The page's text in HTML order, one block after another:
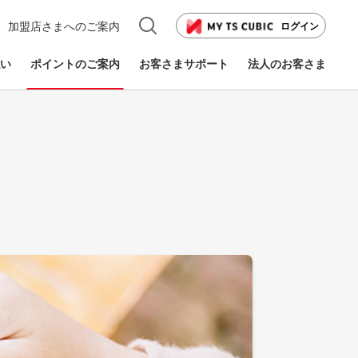
加盟店さまへのご案内 ログイン
ポイントのご案内 お客さまサポート 法人のお客さま